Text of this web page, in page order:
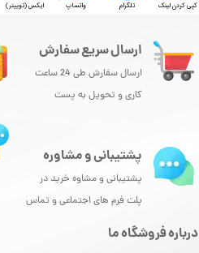
★
کپی کردن لینک تلگرام واتساپ ایکس (توییتر)
ارسال سریع سفارش
ارسال سفارش طی 24 ساعت
کاری و تحویل به پست
درباره فروشگاه ما
پشتیبانی و مشاوره
پشتیبانی و مشاوه خرید در
پلت فرم های اجتماعی و تماس